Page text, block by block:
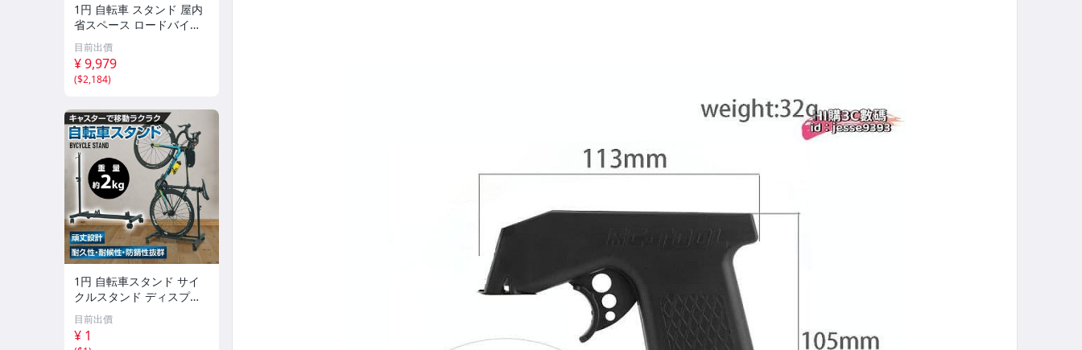
1円 自転車 スタンド 屋内
省スペース ロードバイク
メンテナンス ディスプレ
イ 吊り下げ サイクル ラッ
ク グリップ 工具トレー付
き ny326
目前出價
¥ 9,979
($2,184)
1円 自転車スタンド サイ
クルスタンド ディスプレ
イ キャスター付き ロード
バイク マウンテンバイク
シティサイクル 高さ調節
目前出價
¥ 1